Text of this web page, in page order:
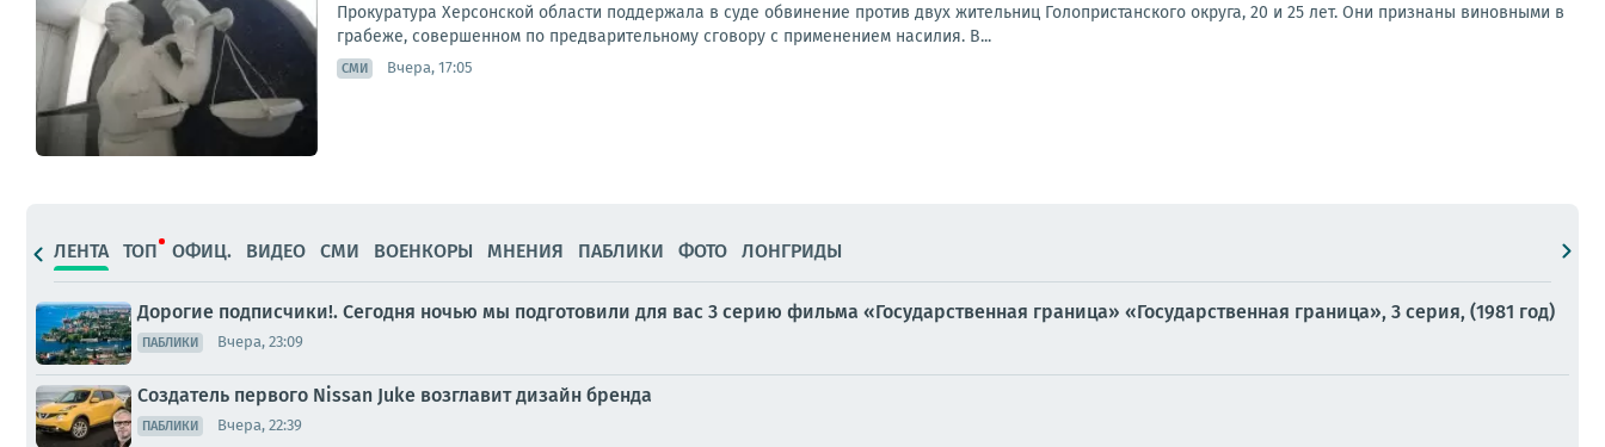
Прокуратура Херсонской области поддержала в суде обвинение против двух жительниц Голопристанского округа, 20 и 25 лет. Они признаны виновными в
грабеже, совершенном по предварительному сговору с применением насилия. В...
СМИ Вчера, 17:05
ЛЕНТА ТОП ОФИЦ. ВИДЕО СМИ ВОЕНКОРЫ МНЕНИЯ ПАБЛИКИ ФОТО ЛОНГРИДЫ
Дорогие подписчики!. Сегодня ночью мы подготовили для вас 3 серию фильма «Государственная граница» «Государственная граница», 3 серия, (1981 год)
ПАБЛИКИ Вчера, 23:09
Создатель первого Nissan Juke возглавит дизайн бренда
ПАБЛИКИ Вчера, 22:39